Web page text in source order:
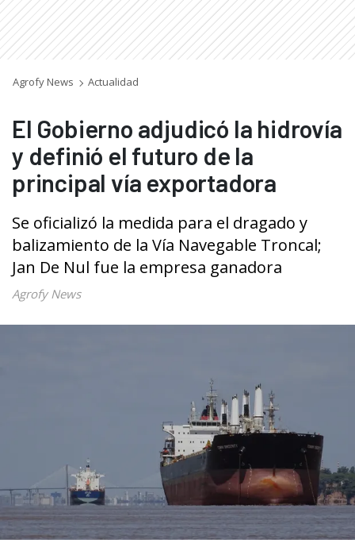
Agrofy News Actualidad
El Gobierno adjudicó la hidrovía
y definió el futuro de la
principal vía exportadora
Se oficializó la medida para el dragado y
balizamiento de la Vía Navegable Troncal;
Jan De Nul fue la empresa ganadora
Agrofy News